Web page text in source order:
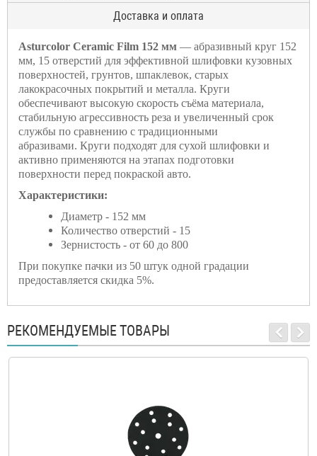
Доставка и оплата
Asturcolor Ceramic Film 152 мм — абразивный круг 152
мм, 15 отверстий для эффективной шлифовки кузовных
поверхностей, грунтов, шпаклевок, старых
лакокрасочных покрытий и металла. Круги
обеспечивают высокую скорость съёма материала,
стабильную агрессивность реза и увеличенный срок
службы по сравнению с традиционными
абразивами. Круги подходят для сухой шлифовки и
активно применяются на этапах подготовки
поверхности перед покраской авто.
Характеристики:
Диаметр - 152 мм
Количество отверстий - 15
Зернистость - от 60 до 800
При покупке пачки из 50 штук одной градации
предоставляется скидка 5%.
РЕКОМЕНДУЕМЫЕ ТОВАРЫ